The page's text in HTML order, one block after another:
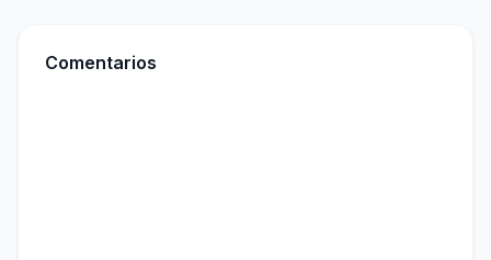
Comentarios